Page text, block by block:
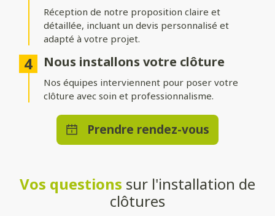
Pleinement occultantes: pour garantir une intimité
maximale.
Ajourées
: pour laisser passer la lumière tout en délimitant
votre espace.
Brise-vue ou brise-vent: pour allier confort et esthétisme.
Une pose adaptée à votre terrain
Que vous souhaitiez une clôture posée directement au sol ou
Un large choix de teintes et de
Réception de notre proposition claire et
détaillée, incluant un devis personnalisé et
adapté à votre projet.
Nous installons votre clôture
Nos équipes interviennent pour poser votre
clôture avec soin et professionnalisme.
Prendre rendez-vous
Vos questions sur l'installation de
clôtures